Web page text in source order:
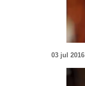
03 jul 2016